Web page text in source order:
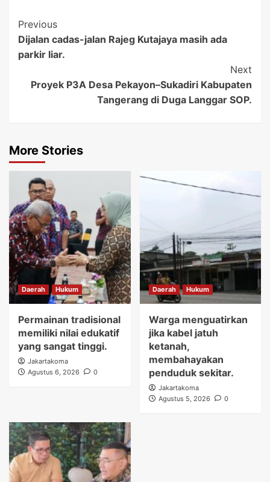
Post
Navigation
Previous
Dijalan cadas-jalan Rajeg Kutajaya masih ada
parkir liar.
Next
Proyek P3A Desa Pekayon–Sukadiri Kabupaten
Tangerang di Duga Langgar SOP.
More Stories
Daerah Hukum
Permainan tradisional
memiliki nilai edukatif
yang sangat tinggi.
Jakartakoma
Agustus 6, 2026
0
Daerah Hukum
Warga menguatirkan
jika kabel jatuh
ketanah,
membahayakan
penduduk sekitar.
Jakartakoma
Agustus 5, 2026
0